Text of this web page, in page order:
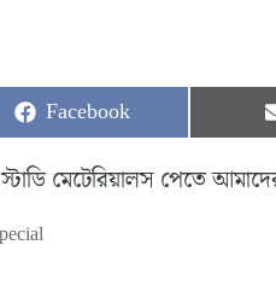
Share
on
Facebook
মেটেরিয়ালস পেতে